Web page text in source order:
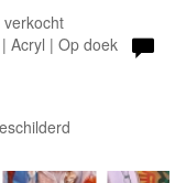
Acryl | Op doek